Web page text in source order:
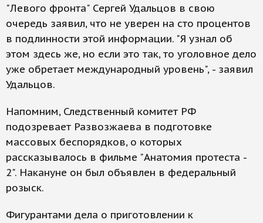
"Левого фронта" Сергей Удальцов в свою
очередь заявил, что не уверен на сто процентов
в подлинности этой информации. "Я узнал об
этом здесь же, но если это так, то уголовное дело
уже обретает международный уровень", - заявил
Удальцов.
Напомним, Следственный комитет РФ
подозревает Развозжаева в подготовке
массовых беспорядков, о которых
рассказывалось в фильме "Анатомия протеста -
2". Накануне он был объявлен в федеральный
розыск.
Фигурантами дела о приготовлении к